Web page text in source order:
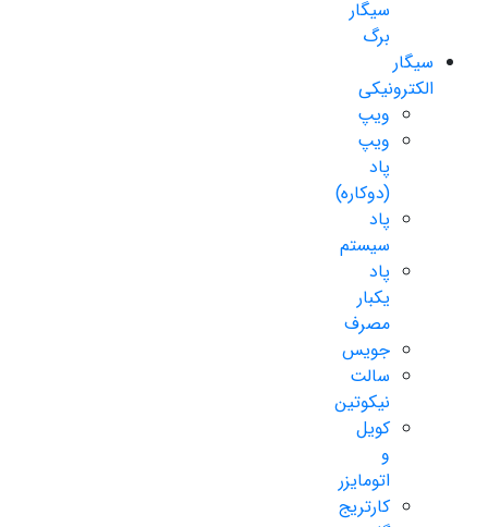
سیگار
برگ
سیگار
الکترونیکی
ویپ
ویپ
پاد
(دوکاره)
پاد
سیستم
پاد
یکبار
مصرف
جویس
سالت
نیکوتین
کویل
و
اتومایزر
کارتریج